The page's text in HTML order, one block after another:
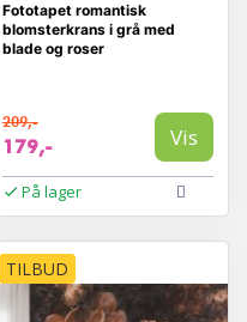
Fototapet romantisk
blomsterkrans i grå med
blade og roser
209,-
179,- Vis
På lager
TILBUD